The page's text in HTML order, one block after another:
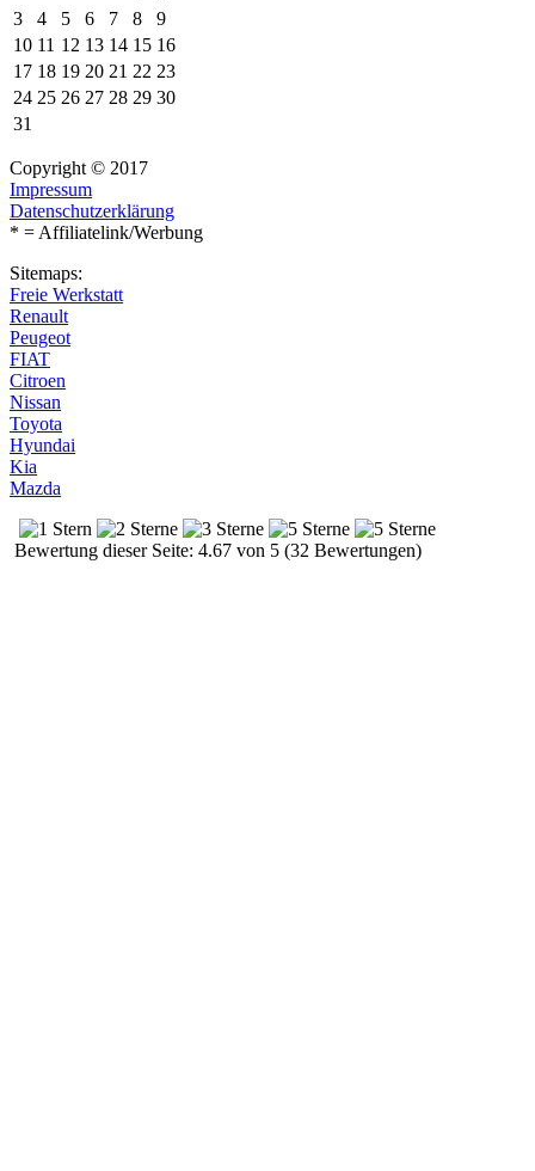
3
4 5 6 7 8
9
10 11 12 13 14 15 16
17 18 19 20 21 22 23
24 25 26 27 28 29 30
31
Copyright © 2017
Impressum
Datenschutzerklärung
* = Affiliatelink/Werbung
Sitemaps:
Freie Werkstatt
Renault
Peugeot
FIAT
Citroen
Nissan
Toyota
Hyundai
Kia
Mazda
Bewertung dieser Seite: 4.67 von 5 (32 Bewertungen)